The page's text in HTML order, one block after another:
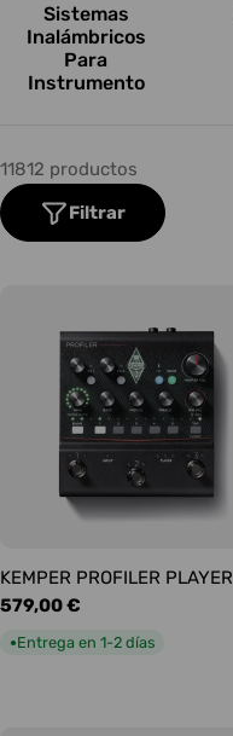
Sistemas
Inalámbricos
Para
Instrumento
11812 productos
Filtrar
KEMPER PROFILER PLAYER
Precio
habitual
579,00 €
●Entrega en 1-2 días